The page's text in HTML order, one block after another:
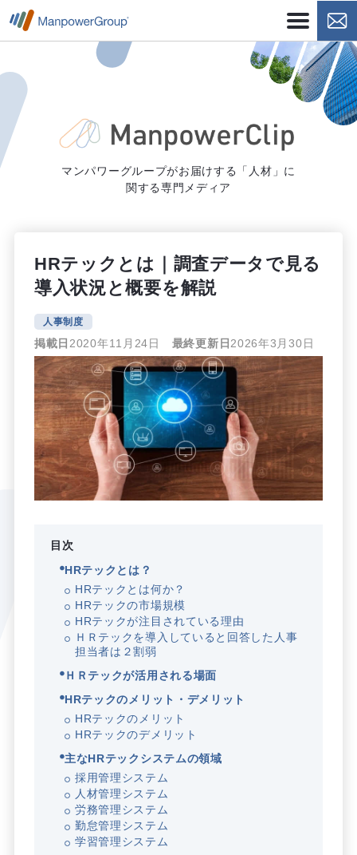
マンパワーグループがお届けする「人材」に
関する専門メディア
HRテックとは｜調査データで見る
導入状況と概要を解説
人事制度
掲載日 2020年11月24日 最終更新日 2026年3月30日
目次
HRテックとは？
HRテックとは何か？
HRテックの市場規模
HRテックが注目されている理由
ＨＲテックを導入していると回答した人事
担当者は２割弱
ＨＲテックが活用される場面
HRテックのメリット・デメリット
HRテックのメリット
HRテックのデメリット
主なHRテックシステムの領域
採用管理システム
人材管理システム
労務管理システム
勤怠管理システム
学習管理システム